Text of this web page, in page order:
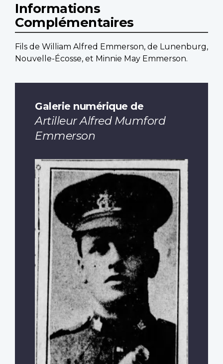
Informations
Complémentaires
Fils de William Alfred Emmerson, de Lunenburg,
Nouvelle-Écosse, et Minnie May Emmerson.
Galerie numérique de
Artilleur Alfred Mumford
Emmerson